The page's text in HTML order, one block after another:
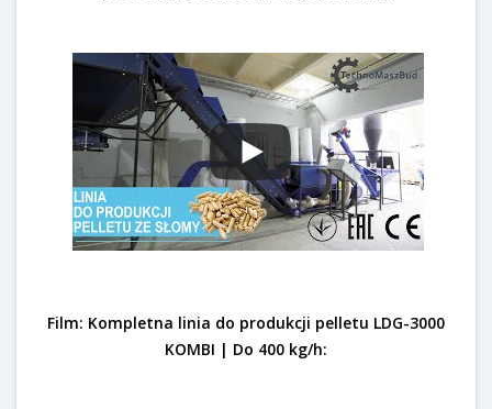
Film: Kompletna linia do produkcji pelletu LDG-3000
KOMBI | Do 400 kg/h: